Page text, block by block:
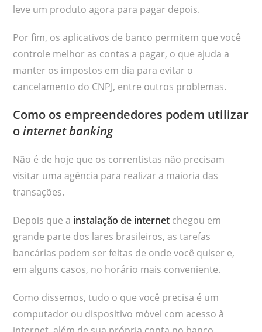
leve um produto agora para pagar depois.
Por fim, os aplicativos de banco permitem que você
controle melhor as contas a pagar, o que ajuda a
manter os impostos em dia para evitar o
cancelamento do CNPJ, entre outros problemas.
Como os empreendedores podem utilizar
ointernet banking
Não é de hoje que os correntistas não precisam
visitar uma agência para realizar a maioria das
transações.
Depois que a instalação de internet chegou em
grande parte dos lares brasileiros, as tarefas
bancárias podem ser feitas de onde você quiser e,
em alguns casos, no horário mais conveniente.
Como dissemos, tudo o que você precisa é um
computador ou dispositivo móvel com acesso à